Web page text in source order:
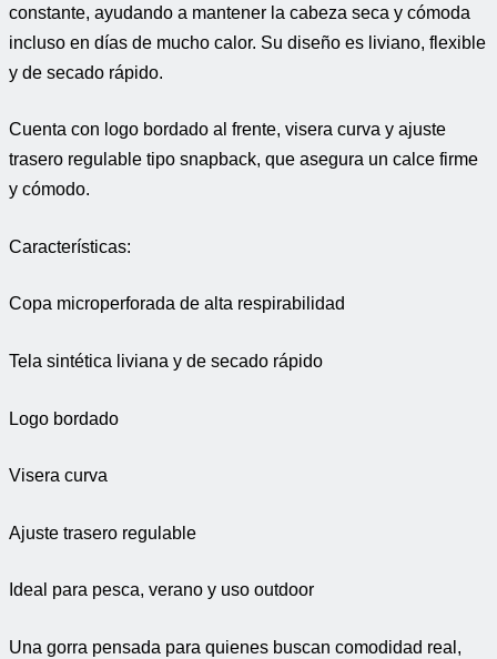
constante, ayudando a mantener la cabeza seca y cómoda
incluso en días de mucho calor. Su diseño es liviano, flexible
y de secado rápido.
Cuenta con logo bordado al frente, visera curva y ajuste
trasero regulable tipo snapback, que asegura un calce firme
y cómodo.
Características:
Copa microperforada de alta respirabilidad
Tela sintética liviana y de secado rápido
Logo bordado
Visera curva
Ajuste trasero regulable
Ideal para pesca, verano y uso outdoor
Una gorra pensada para quienes buscan comodidad real,